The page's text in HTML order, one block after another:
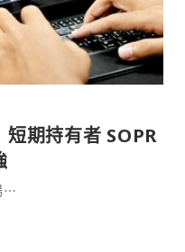
期持有者 SOPR
⋯